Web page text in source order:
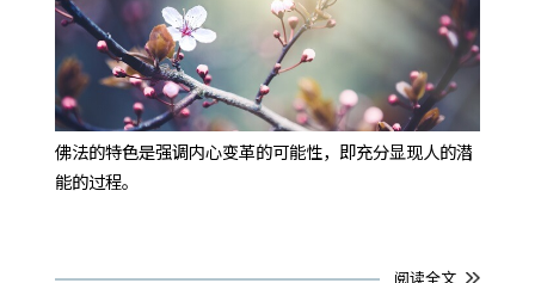
佛法的特色是强调内心变革的可能性，即充分显现人的潜
能的过程。
阅读全文